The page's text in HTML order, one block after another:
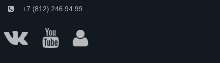
+7 (812) 246 94 99